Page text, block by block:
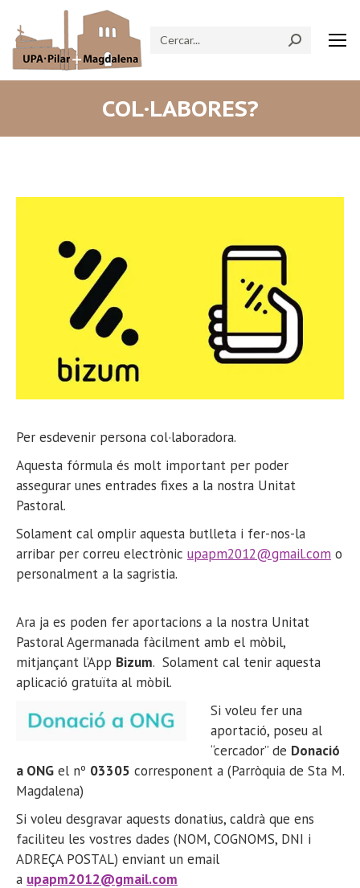
Search:
COL·LABORES?
Per esdevenir persona col·laboradora.
Aquesta fórmula és molt important per poder
assegurar unes entrades fixes a la nostra Unitat
Pastoral.
Solament cal omplir aquesta butlleta i fer-nos-la
arribar per correu electrònic upapm2012@gmail.com o
personalment a la sagristia.
Ara ja es poden fer aportacions a la nostra Unitat
Pastoral Agermanada fàcilment amb el mòbil,
mitjançant l’App Bizum. Solament cal tenir aquesta
aplicació gratuïta al mòbil.
Si voleu fer una
aportació, poseu al
“cercador” de Donació
a ONG el nº 03305 corresponent a (Parròquia de Sta M.
Magdalena)
Si voleu desgravar aquests donatius, caldrà que ens
faciliteu les vostres dades (NOM, COGNOMS, DNI i
ADREÇA POSTAL) enviant un email
a upapm2012@gmail.com